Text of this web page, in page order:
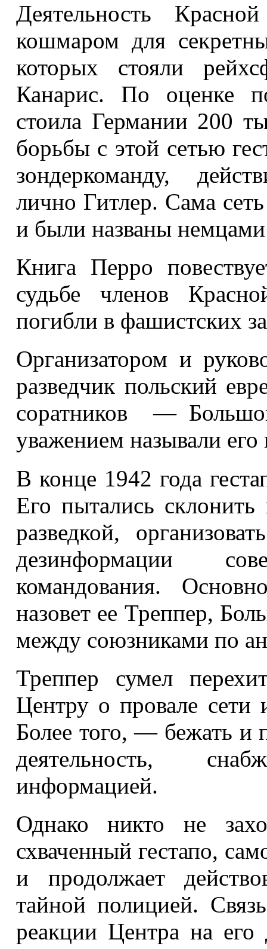
Деятельность
кошмаром для
которых стояли
Канарис. По оценке
стоила Германии 200
борьбы с этой сетью
зондеркоманду,
лично Гитлер. Сама
и были названы
Книга Перро
судьбе членов
погибли в фашистских
Организатором и
разведчик польский
соратников —
уважением называли
В конце 1942 года
Его пытались склонить
разведкой,
дезинформации
командования.
назовет ее Треппер,
между союзниками по
Треппер сумел
Центру о провале сети
Более того, — бежать и
деятельность,
информацией.
Однако никто не
схваченный гестапо,
и продолжает
тайной полицией.
реакции Центра на